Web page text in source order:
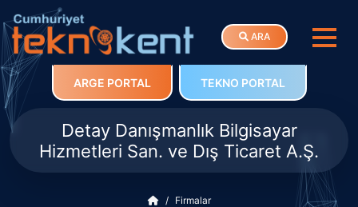
ARA
ARGE PORTAL TEKNO PORTAL
Detay Danışmanlık Bilgisayar
Hizmetleri San. ve Dış Ticaret A.Ş.
Firmalar